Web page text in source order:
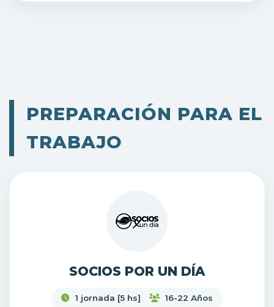
PREPARACIÓN PARA EL
TRABAJO
SOCIOS POR UN DÍA
1 jornada [5 hs] 16-22 Años